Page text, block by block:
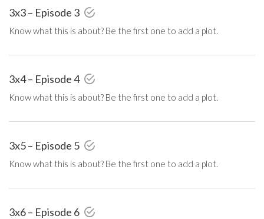
3x3 – Episode 3
Know what this is about? Be the first one to add a plot.
3x4 – Episode 4
Know what this is about? Be the first one to add a plot.
3x5 – Episode 5
Know what this is about? Be the first one to add a plot.
3x6 – Episode 6